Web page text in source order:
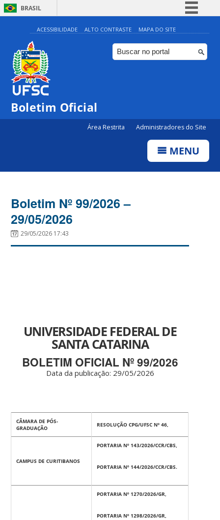
BRASIL
Simplifique!
Comunica BR
Participe
ACESSIBILIDADE ALTO CONTRASTE MAPA DO SITE
Boletim Oficial
Área Restrita Administradores do Site
MENU
Boletim Nº 99/2026 –
29/05/2026
29/05/2026 17:43
UNIVERSIDADE FEDERAL DE
SANTA CATARINA
BOLETIM OFICIAL Nº 99/2026
Data da publicação: 29/05/2026
CÂMARA DE PÓS-
GRADUAÇÃO
RESOLUÇÃO CPG/UFSC Nº 46,
CAMPUS DE CURITIBANOS
PORTARIA Nº 143/2026/CCR/CBS,
PORTARIA Nº 144/2026/CCR/CBS.
PORTARIA Nº 1270/2026/GR,
PORTARIA Nº 1298/2026/GR,